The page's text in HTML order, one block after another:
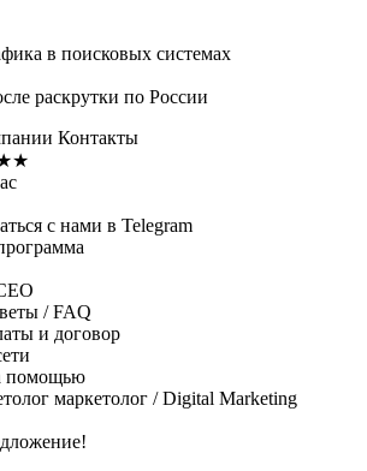
в поисковых системах
раскрутки по России
Контакты
с нами в Telegram
/ FAQ
и договор
помощью
маркетолог / Digital Marketing